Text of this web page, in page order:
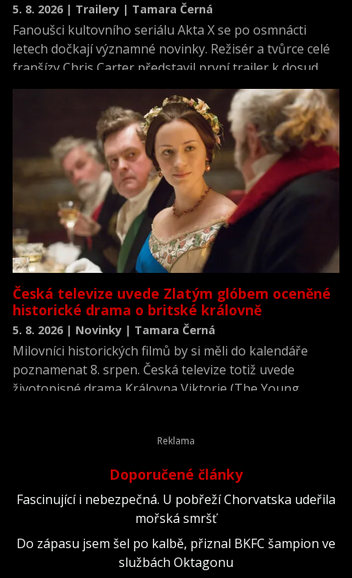
5. 8. 2026 | Trailery | Tamara Černá
Fanoušci kultovního seriálu Akta X se po osmnácti
letech dočkají významné novinky. Režisér a tvůrce celé
franšízy Chris Carter představil první trailer k dosud
neviděné režisérské verzi filmu Akta X: Chci uvěřit.
Česká televize uvede Zlatým glóbem oceněné
historické drama o britské královně
5. 8. 2026 | Novinky | Tamara Černá
Milovníci historických filmů by si měli do kalendáře
poznamenat 8. srpen. Česká televize totiž uvede
životopisné drama Královna Viktorie (The Young
Doporučené články
Fascinující i nebezpečná. U pobřeží Chorvatska udeřila
mořská smršť
Do zápasu jsem šel po kalbě, přiznal BKFC šampion ve
službách Oktagonu